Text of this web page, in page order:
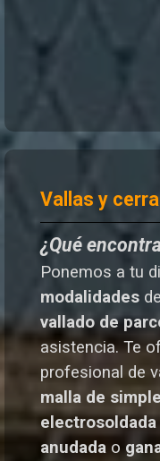
Vallas y
¿Qué
Ponemos a tu
modalidades de
vallado de
asistencia. Te o
profesional de
malla de
electrosoldada
anudada o